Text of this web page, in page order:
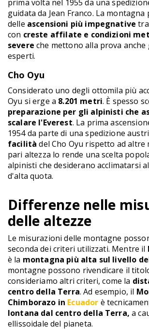
prima volta nel 1955 da una
guidata da Jean Franco. La
delle ascensioni più impegnative
con creste affilate e condizioni
severe che mettono alla prova
esperti.
Cho Oyu
Considerato uno degli ottomila più
Oyu si erge a 8.201 metri. È spesso
preparazione per gli alpinisti che
scalare l'Everest. La prima
1954 da parte di una spedizione
facilità del Cho Oyu rispetto ad altre
pari altezza lo rende una scelta
alpinisti che desiderano acclimatarsi
d'alta quota.
Differenze nelle
delle altezze
Le misurazioni delle montagne
seconda dei criteri utilizzati. Mentre il
è la montagna più alta sul livello
montagne possono rivendicare il
consideriamo altri criteri, come la
centro della Terra. Ad esempio, il
Chimborazo in Ecuador è
lontana dal centro della Terra, a
ellissoidale del pianeta.